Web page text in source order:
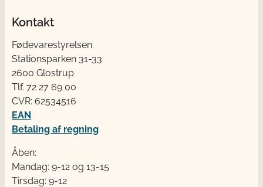
Kontakt
Fødevarestyrelsen
Stationsparken 31-33
2600 Glostrup
Tlf. 72 2​​​7 69 00
CVR: 62534516
EAN
Betaling af regning
Åben:
Mandag: 9-12 og 13-15
Tirsdag: 9-12